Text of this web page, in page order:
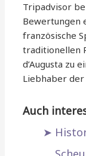
Tripadvisor
Bewertungen
französische
traditionellen
d’Augusta zu
Liebhaber der
Auch